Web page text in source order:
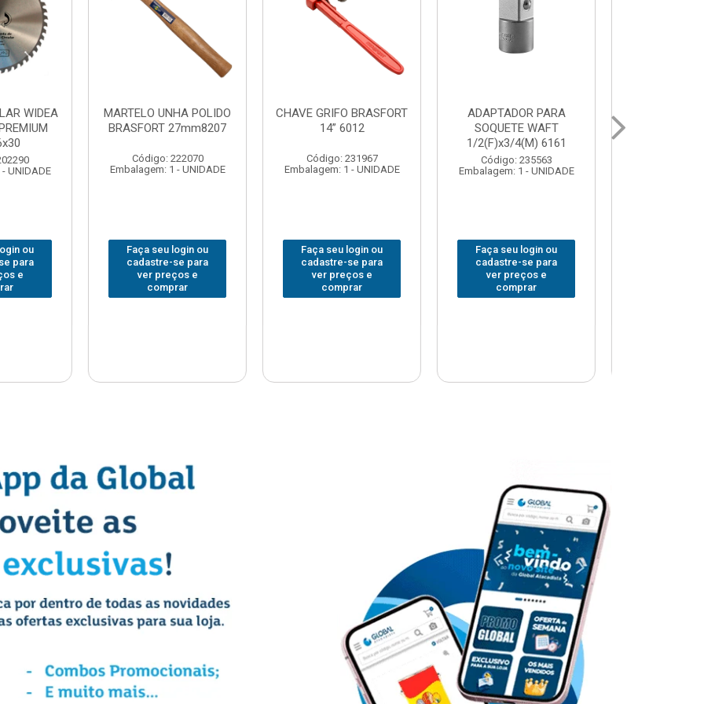
BRASFORT
6012
231967
1 - UNIDADE
login ou
se para
e
ADAPTADOR PARA
SOQUETE WAFT
Código: 235563
Embalagem: 1 - UNIDADE
Faça seu login ou
cadastre-se para
ver preços e
comprar
ABAJOUR LED
BRASFORT COB MESA
Código: 310379
Embalagem: 1 - UNIDADE
Faça seu login ou
cadastre-se para
ver preços e
comprar
BOLSA PARA
FERRAMENTAS
BRASFORT FECHADA
18BOLSOS 7559
Código: 312401
Faça seu login ou
cadastre-se para
ver preços e
comprar